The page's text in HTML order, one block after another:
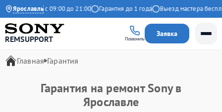
Ярославль
Ежедневно с 09:00 до 21:00 Гарантия до 1 года Выезд мастера
REMSUPPORT Позвонить
Заявка
Главная Гарантия
Гарантия на ремонт Sony в
Ярославле